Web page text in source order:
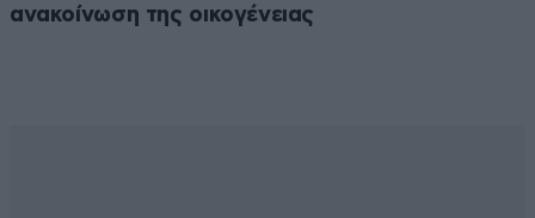
ανακοίνωση της οικογένειας